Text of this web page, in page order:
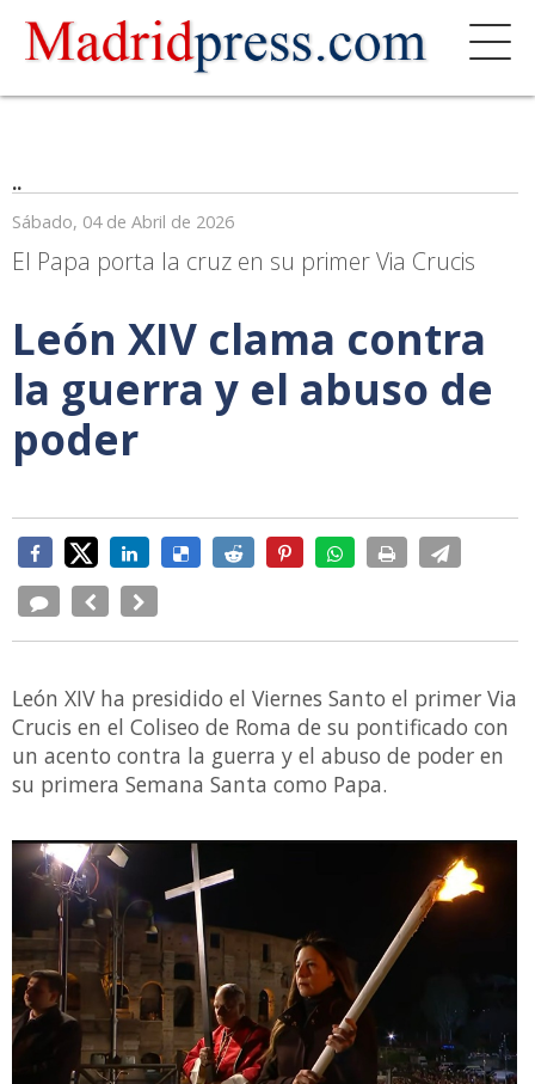
..
Sábado, 04 de Abril de 2026
El Papa porta la cruz en su primer Via Crucis
León XIV clama contra
la guerra y el abuso de
poder
León XIV ha presidido el Viernes Santo el primer Via
Crucis en el Coliseo de Roma de su pontificado con
un acento contra la guerra y el abuso de poder en
su primera Semana Santa como Papa.